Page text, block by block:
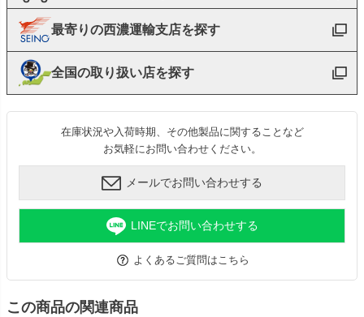
最寄りの西濃運輸支店を探す
全国の取り扱い店を探す
在庫状況や入荷時期、その他製品に関することなど
お気軽にお問い合わせください。
メールでお問い合わせする
LINEでお問い合わせする
よくあるご質問はこちら
この商品の関連商品